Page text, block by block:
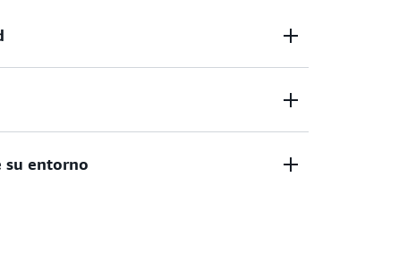
red virtual.
entorno